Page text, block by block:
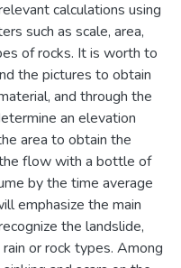
calculations using
such as scale, area,
of rocks. It is worth to
the pictures to obtain
and through the
an elevation
area to obtain the
flow with a bottle of
by the time average
emphasize the main
the landslide,
or rock types. Among